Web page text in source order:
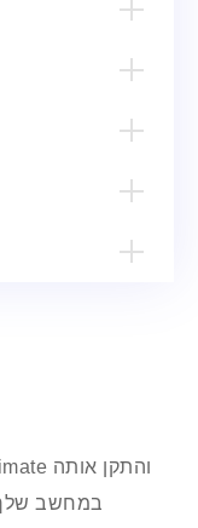
במחשב